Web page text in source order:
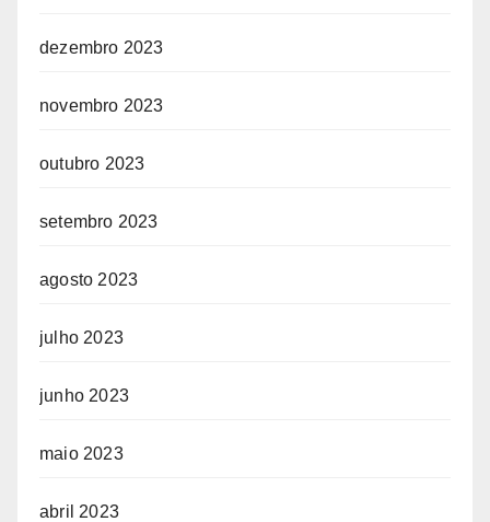
dezembro 2023
novembro 2023
outubro 2023
setembro 2023
agosto 2023
julho 2023
junho 2023
maio 2023
abril 2023